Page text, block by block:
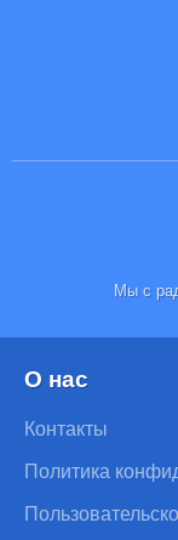
Мы с
О нас
Контакты
Политика